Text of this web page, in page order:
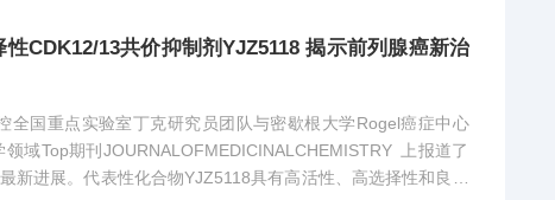
CDK12/13共价抑制剂YJZ5118 揭示前列腺癌新治
全国重点实验室丁克研究员团队与密歇根大学Rogel癌症中心
域Top期刊JOURNALOFMEDICINALCHEMISTRY 上报道了
新进展。代表性化合物YJZ5118具有高活性、高选择性和良好